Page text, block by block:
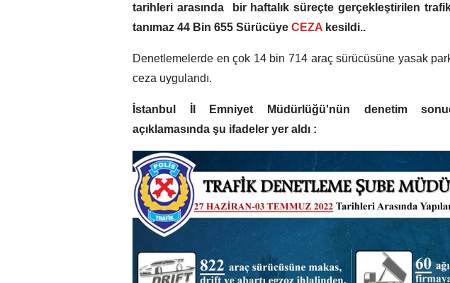
tarihleri arasında bir haftalık süreçte gerçekleştirilen
tanımaz 44 Bin 655 Sürücüye CEZA kesildi..
Denetlemelerde en çok 14 bin 714 araç sürücüsüne yasak
ceza uygulandı.
İstanbul İl Emniyet Müdürlüğü'nün denetim
açıklamasında şu ifadeler yer aldı :